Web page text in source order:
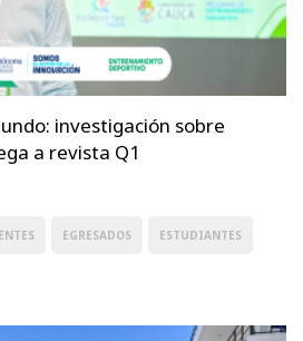
investigación sobre
a revista Q1
EGRESADOS ESTUDIANTES